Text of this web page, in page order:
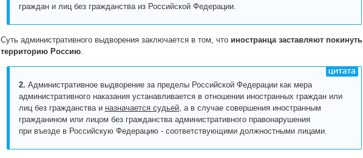
граждан и лиц без гражданства из Российской Федерации.
Суть административного выдворения заключается в том, что иностранца заставляют покинуть
территорию Россию.
2. Административное выдворение за пределы Российской Федерации как мера
административного наказания устанавливается в отношении иностранных граждан или
лиц без гражданства и назначается судьей, а в случае совершения иностранным
гражданином или лицом без гражданства административного правонарушения
при въезде в Российскую Федерацию - соответствующими должностными лицами.